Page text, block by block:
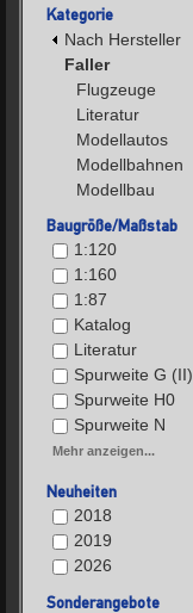
Kategorie
Nach Hersteller
Faller
Flugzeuge
Literatur
Modellautos
Modellbahnen
Modellbau
Baugröße/Maßstab
1:120
1:160
1:87
Katalog
Literatur
Spurweite G (II)
Spurweite H0
Spurweite N
Mehr anzeigen...
Neuheiten
2018
2019
2026
Sonderangebote